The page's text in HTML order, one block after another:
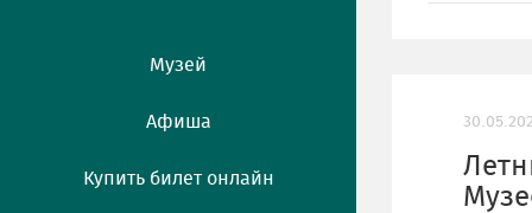
Музей
Афиша
Купить билет онлайн